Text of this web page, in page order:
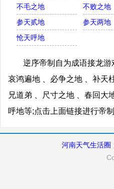
不毛之地
不败之地
参天贰地
参天两地
怆天呼地
逆序帝制自为成语接龙
哀鸿遍地 、必争之地 、补天
兄道弟 、尺寸之地 、春回大
呼地等;点击上面链接进行帝
河南天气生活圈